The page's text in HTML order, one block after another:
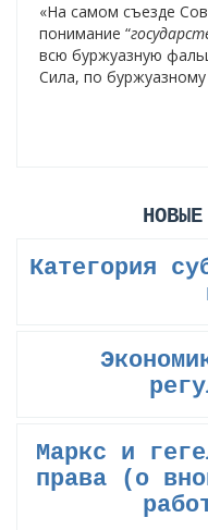
«На самом съезде
понимание “
всю буржуазную
Сила, по
Категория
Маркс и
права (о